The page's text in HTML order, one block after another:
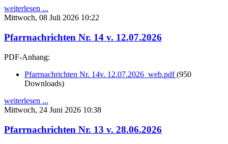
weiterlesen ...
Mittwoch, 08 Juli 2026 10:22
Pfarrnachrichten Nr. 14 v. 12.07.2026
PDF-Anhang:
Pfarrnachrichten Nr. 14v. 12.07.2026_web.pdf(950
Downloads)
weiterlesen ...
Mittwoch, 24 Juni 2026 10:38
Pfarrnachrichten Nr. 13 v. 28.06.2026